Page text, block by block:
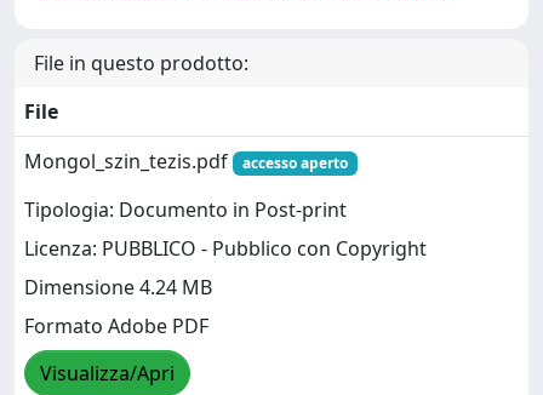
File in questo prodotto:
File
Mongol_szin_tezis.pdf
accesso aperto
Tipologia: Documento in Post-print
Licenza: PUBBLICO - Pubblico con Copyright
Dimensione 4.24 MB
Formato Adobe PDF
Visualizza/Apri